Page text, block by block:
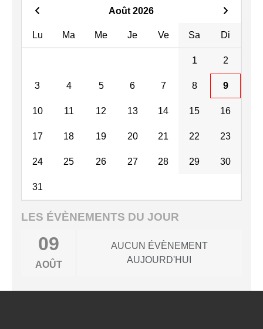
Août 2026
Lu Ma Me Je Ve Sa Di
1 2
3 4 5 6 7 8 9
10 11 12 13 14 15 16
17 18 19 20 21 22 23
24 25 26 27 28 29 30
31
LES ÉVÈNEMENTS DU JOUR
09
AOÛT
AUCUN ÉVÈNEMENT
AUJOURD'HUI